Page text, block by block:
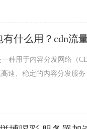
速传...
有什么用？cdn流
种用于内容分发网络（
速、稳定的内容分发服